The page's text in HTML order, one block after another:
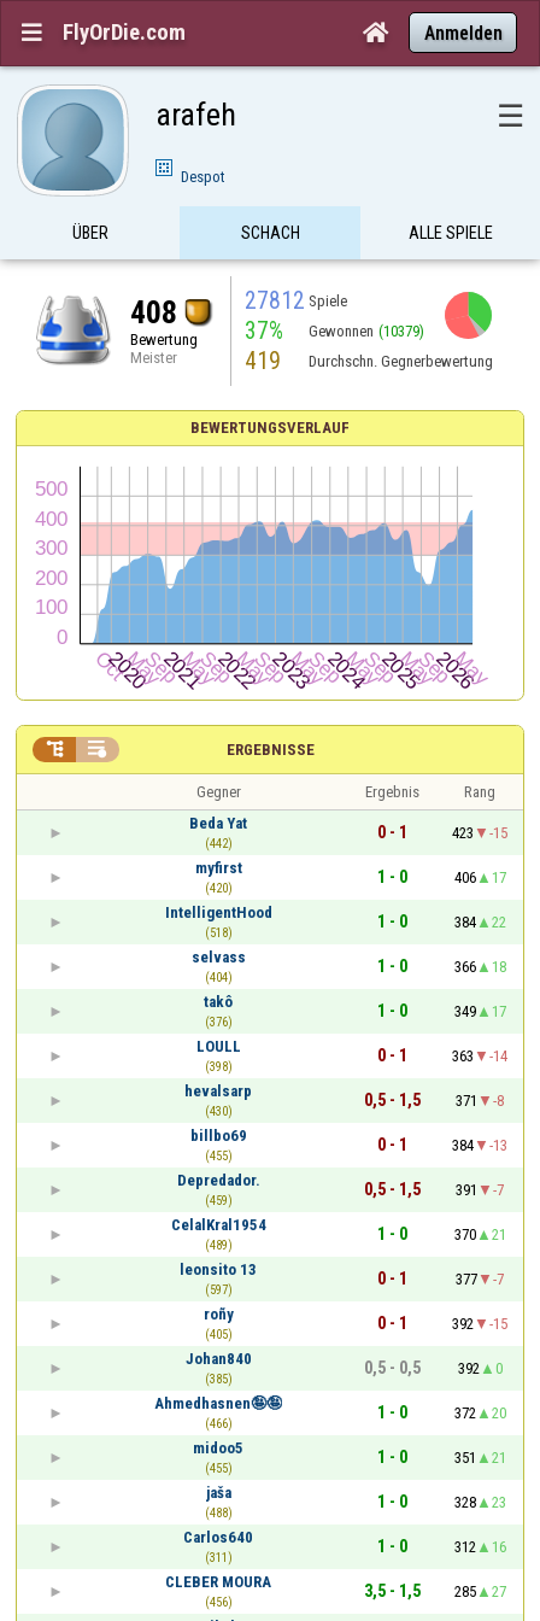
 FlyOrDie.com  Anmelden
arafeh ☰
Despot
ÜBER SCHACH ALLE SPIELE
408
Bewertung
Meister
27812 Spiele
37% Gewonnen (10379)
419 Durchschn. Gegnerbewertung
BEWERTUNGSVERLAUF
ERGEBNISSE
 
Gegner Ergebnis
Rang
Beda Yat
(442)
0 - 1 423
-15
myfirst
(420)
1 - 0 406
17
IntelligentHood
(518)
1 - 0 384
22
selvass
(404)
1 - 0 366
18
takô
(376)
1 - 0 349
17
LOULL
(398)
0 - 1 363
-14
hevalsarp
(430)
0,5 - 1,5 371
-8
billbo69
(455)
0 - 1 384
-13
Depredador.
(459)
0,5 - 1,5 391
-7
CelalKral1954
(489)
1 - 0 370
21
leonsito 13
(597)
0 - 1 377
-7
roñy
(405)
0 - 1 392
-15
Johan840
(385)
0,5 - 0,5 392
0
Ahmedhasnen🤪🤪
(466)
1 - 0 372
20
midoo5
(455)
1 - 0 351
21
jaša
(488)
1 - 0 328
23
Carlos640
(311)
1 - 0 312
16
CLEBER MOURA
(456)
3,5 - 1,5 285
27